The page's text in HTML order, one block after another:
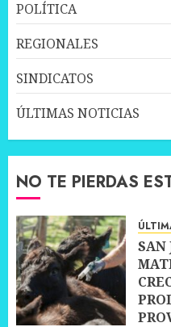
POLÍTICA
REGIONALES
SINDICATOS
ÚLTIMAS NOTICIAS
NO TE PIERDAS
SAN